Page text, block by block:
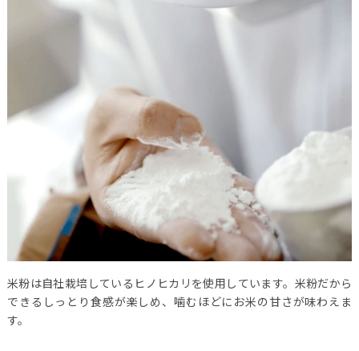
米粉は自社栽培しているヒノヒカリを使用しています。米粉だから
できるしっとり食感が楽しめ、噛むほどにお米の甘さが味わえま
す。